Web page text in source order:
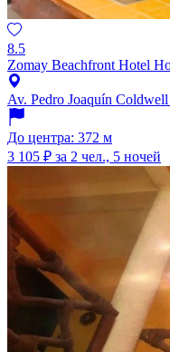
8.5
Zomay Beachfront Hotel
Av. Pedro Joaquín
До центра: 372 м
3 105 ₽ за 2 чел., 5 ночей